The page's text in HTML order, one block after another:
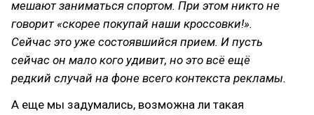
мешают заниматься спортом. При этом никто не
говорит «скорее покупай наши кроссовки!».
Сейчас это уже состоявшийся прием. И пусть
сейчас он мало кого удивит, но это всё ещё
редкий случай на фоне всего контекста рекламы.
А еще мы задумались, возможна ли такая